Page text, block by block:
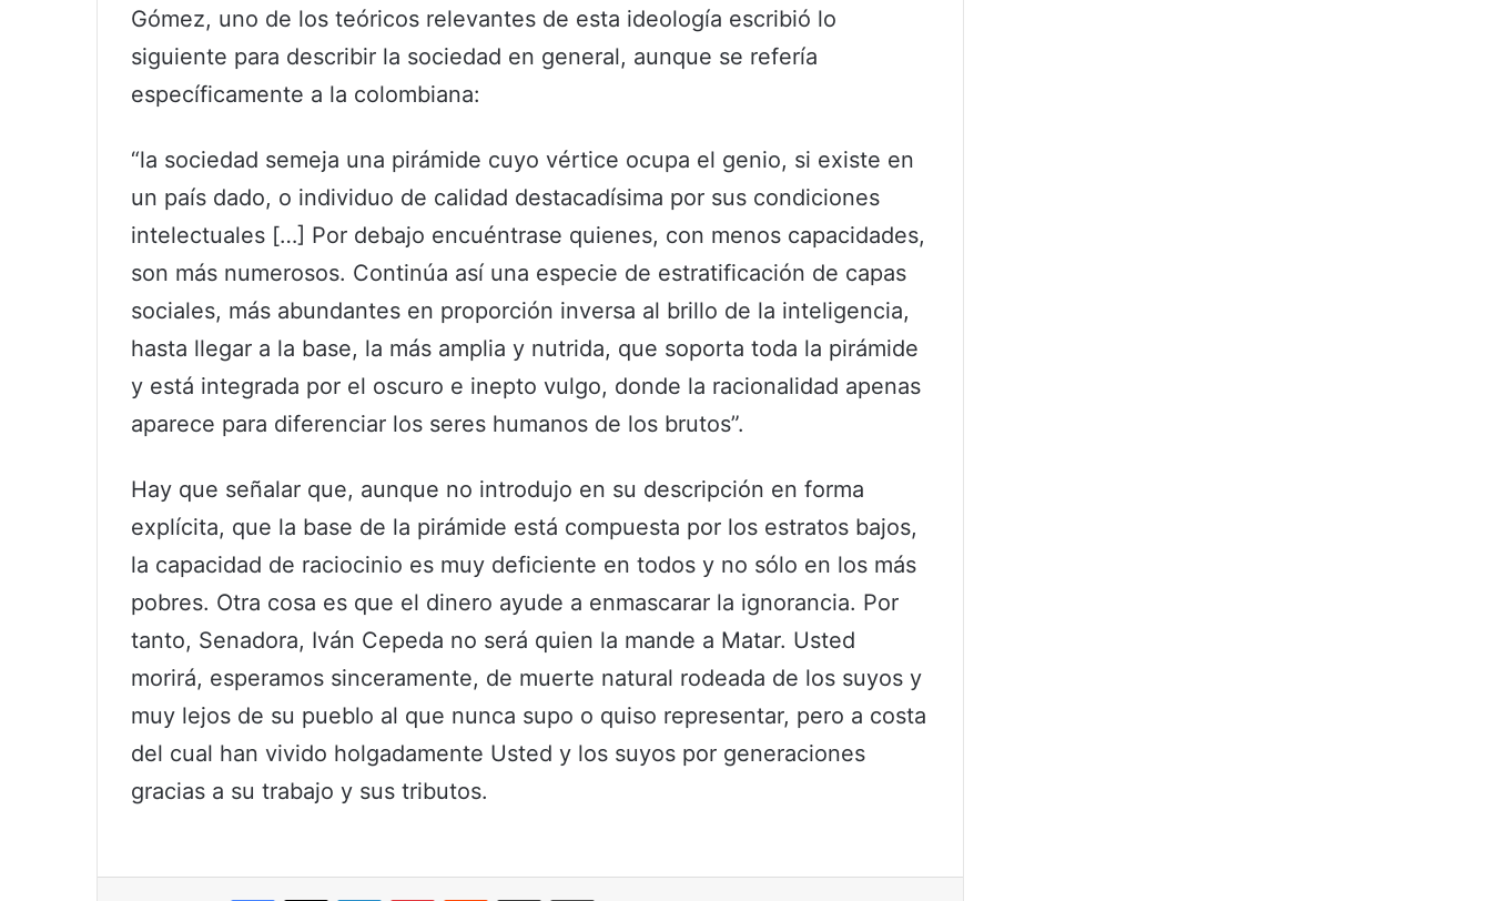
Gómez, uno de los teóricos relevantes de esta ideología escribió lo
siguiente para describir la sociedad en general, aunque se refería
específicamente a la colombiana:
“la sociedad semeja una pirámide cuyo vértice ocupa el genio, si existe en
un país dado, o individuo de calidad destacadísima por sus condiciones
intelectuales […] Por debajo encuéntrase quienes, con menos capacidades,
son más numerosos. Continúa así una especie de estratificación de capas
sociales, más abundantes en proporción inversa al brillo de la inteligencia,
hasta llegar a la base, la más amplia y nutrida, que soporta toda la pirámide
y está integrada por el oscuro e inepto vulgo, donde la racionalidad apenas
aparece para diferenciar los seres humanos de los brutos”.
Hay que señalar que, aunque no introdujo en su descripción en forma
explícita, que la base de la pirámide está compuesta por los estratos bajos,
la capacidad de raciocinio es muy deficiente en todos y no sólo en los más
pobres. Otra cosa es que el dinero ayude a enmascarar la ignorancia. Por
tanto, Senadora, Iván Cepeda no será quien la mande a Matar. Usted
morirá, esperamos sinceramente, de muerte natural rodeada de los suyos y
muy lejos de su pueblo al que nunca supo o quiso representar, pero a costa
del cual han vivido holgadamente Usted y los suyos por generaciones
gracias a su trabajo y sus tributos.